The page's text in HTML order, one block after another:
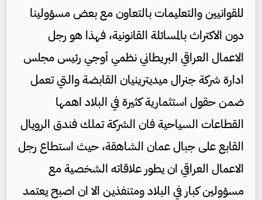
للقوانيين والتعليمات بالتعاون مع بعض مسؤولينا
دون الاكتراث بالمسائلة القانونية، فهذا هو رجل
الاعمال العراقي البريطاني نظمي أوجي رئيس مجلس
ادارة شركة جنرال ميديترينيان القابضة والتي تعمل
ضمن حقول استثمارية كثيرة في البلاد اهمها
القطاعات السياحية فان الشركة تملك فندق الرويال
القابع على جبال عمان الشاهقة، حيث استطاع رجل
الاعمال العراقي ان يطور علاقاته الشخصية مع
مسؤولين كبار في البلاد ومتنفذين الا ان اصبح يعتمد